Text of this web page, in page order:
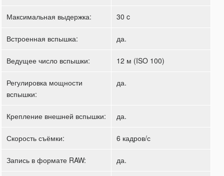
Максимальная выдержка: 30 c
Встроенная вспышка: да.
Ведущее число вспышки: 12 м (ISO 100)
Регулировка мощности
вспышки:
да.
Крепление внешней вспышки: да.
Скорость съёмки: 6 кадров/с
Запись в формате RAW: да.